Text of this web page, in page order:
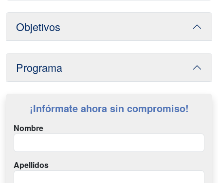
Objetivos
Programa
¡Infórmate ahora sin compromiso!
Nombre
Apellidos